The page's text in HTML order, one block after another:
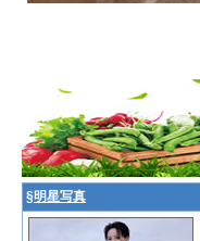
§明星写真